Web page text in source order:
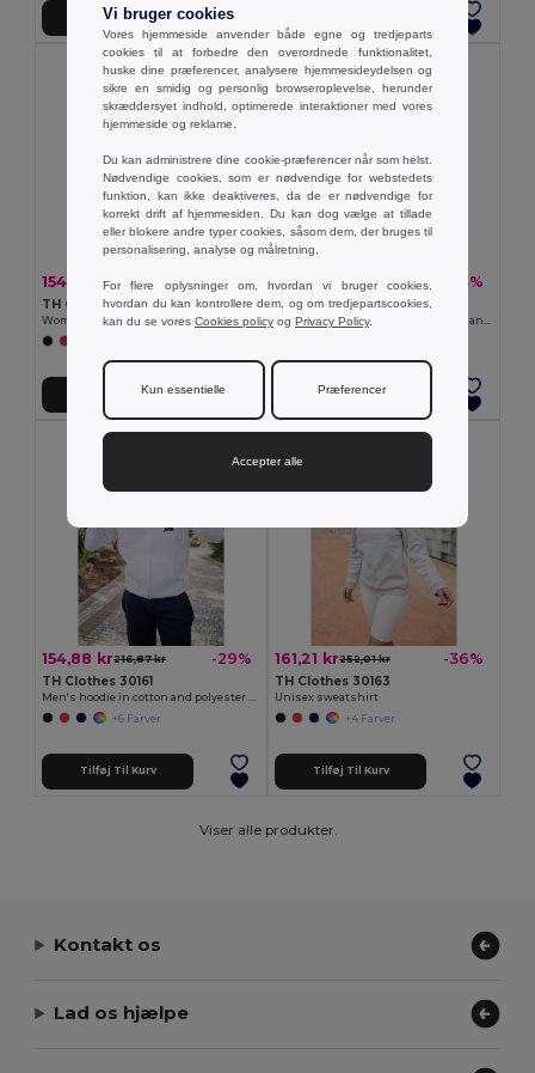
Tilføj Til Kurv
154,88 kr242,18 kr -36%
TH Clothes 30162
Women's hoodie in cotton and polyester with full zip
Tilføj Til Kurv
104,40 kr134,88 kr -23%
TH Clothes 30287
Tilføj Til Kurv
154,88 kr216,87 kr -29%
TH Clothes 30161
+6 Farver
Tilføj Til Kurv
161,21 kr252,01 kr -36%
TH Clothes 30163
Unisex sweatshirt
+4 Farver
Tilføj Til Kurv
Viser alle produkter.
Kontakt os
Lad os hjælpe
Vi bruger cookies
Vores hjemmeside anvender både egne og tredjeparts
cookies til at forbedre den overordnede funktionalitet,
huske dine præferencer, analysere hjemmesideydelsen og
sikre en smidig og personlig browseroplevelse, herunder
skræddersyet indhold, optimerede interaktioner med vores
hjemmeside og reklame.
Du kan administrere dine cookie-præferencer når som helst.
Nødvendige cookies, som er nødvendige for webstedets
funktion, kan ikke deaktiveres, da de er nødvendige for
korrekt drift af hjemmesiden. Du kan dog vælge at tillade
eller blokere andre typer cookies, såsom dem, der bruges til
personalisering, analyse og målretning.
For flere oplysninger om, hvordan vi bruger cookies,
hvordan du kan kontrollere dem, og om tredjepartscookies,
kan du se vores Cookies policy og Privacy Policy.
Kun essentielle Præferencer
Accepter alle